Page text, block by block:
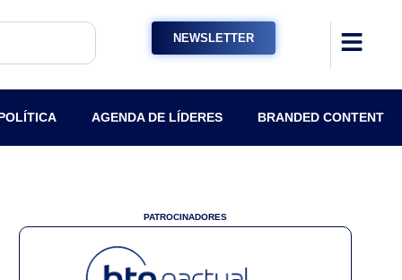
NEWSLETTER
AGENDA DE LÍDERES BRANDED CONTENT
PATROCINADORES